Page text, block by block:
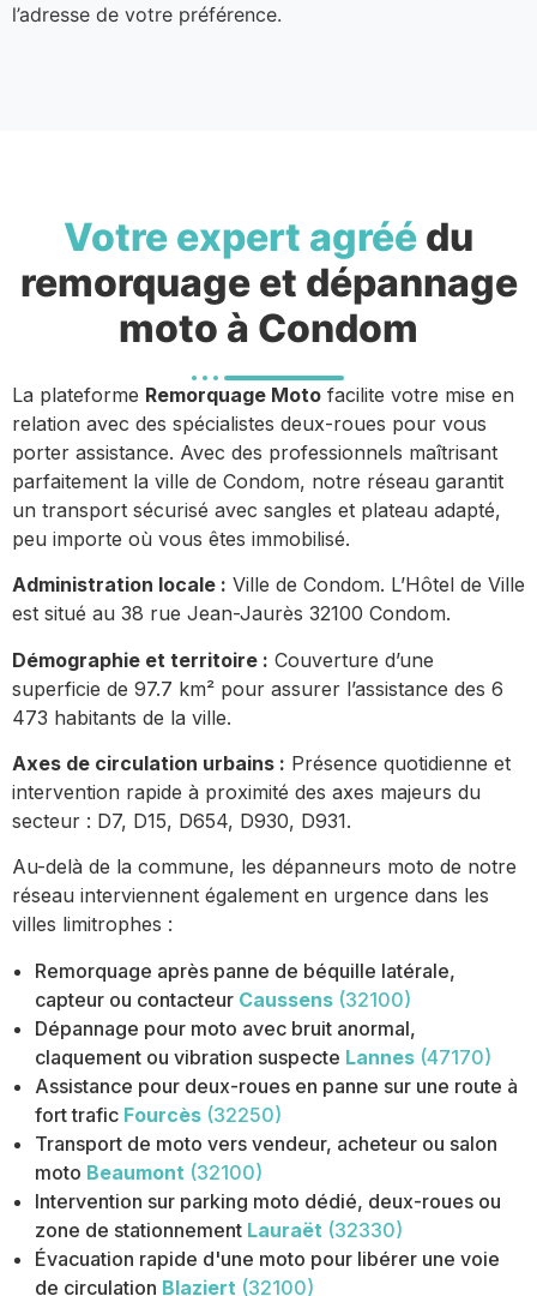
l’adresse de votre préférence.
Votre expert agréé du
remorquage et dépannage
moto à Condom
La plateforme Remorquage Moto facilite votre mise en
relation avec des spécialistes deux-roues pour vous
porter assistance. Avec des professionnels maîtrisant
parfaitement la ville de Condom, notre réseau garantit
un transport sécurisé avec sangles et plateau adapté,
peu importe où vous êtes immobilisé.
Administration locale : Ville de Condom. L’Hôtel de Ville
est situé au 38 rue Jean-Jaurès 32100 Condom.
Démographie et territoire : Couverture d’une
superficie de 97.7 km² pour assurer l’assistance des 6
473 habitants de la ville.
Axes de circulation urbains : Présence quotidienne et
intervention rapide à proximité des axes majeurs du
secteur : D7, D15, D654, D930, D931.
Au-delà de la commune, les dépanneurs moto de notre
réseau interviennent également en urgence dans les
villes limitrophes :
Remorquage après panne de béquille latérale,
capteur ou contacteur Caussens (32100)
Dépannage pour moto avec bruit anormal,
claquement ou vibration suspecte Lannes (47170)
Assistance pour deux-roues en panne sur une route à
fort trafic Fourcès (32250)
Transport de moto vers vendeur, acheteur ou salon
moto Beaumont (32100)
Intervention sur parking moto dédié, deux-roues ou
zone de stationnement Lauraët (32330)
Évacuation rapide d'une moto pour libérer une voie
de circulation Blaziert (32100)